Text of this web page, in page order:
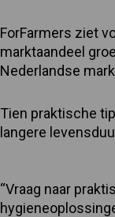
ForFarmers ziet
marktaandeel
Nederlandse
Tien praktische
langere
“Vraag naar